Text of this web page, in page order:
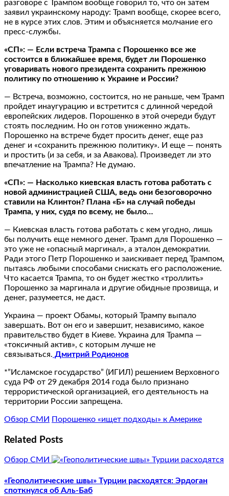
разговоре с Трампом вообще говорил то, что он затем
заявил украинскому народу: Трамп вообще, скорее всего,
не в курсе этих слов. Этим и объясняется молчание его
пресс-службы.
«СП»: — Если встреча Трампа с Порошенко все же
состоится в ближайшее время, будет ли Порошенко
уговаривать нового президента сохранить прежнюю
политику по отношению к Украине и России?
— Встреча, возможно, состоится, но не раньше, чем Трамп
пройдет инаугурацию и встретится с длинной чередой
европейских лидеров. Порошенко в этой очереди будут
стоять последним. Но он готов униженно ждать.
Порошенко на встрече будет просить денег, еще раз
денег и «сохранить прежнюю политику». И еще — понять
и простить (и за себя, и за Авакова). Произведет ли это
впечатление на Трампа? Не думаю.
«СП»: — Насколько киевская власть готова работать с
новой администрацией США, ведь они безоговорочно
ставили на Клинтон? Плана «Б» на случай победы
Трампа, у них, судя по всему, не было…
— Киевская власть готова работать с кем угодно, лишь
бы получить еще немного денег. Трамп для Порошенко —
это уже не «опасный маргинал», а эталон демократии.
Ради этого Петр Порошенко и заискивает перед Трампом,
пытаясь любыми способами снискать его расположение.
Что касается Трампа, то он будет жестко «троллить»
Порошенко за маргинала и другие обидные прозвища, и
денег, разумеется, не даст.
Украина — проект Обамы, который Трампу выпало
завершать. Вот он его и завершит, независимо, какое
правительство будет в Киеве. Украина для Трампа —
«токсичный актив», с которым лучше не
связываться. Дмитрий Родионов
*”Исламское государство” (ИГИЛ) решением Верховного
суда РФ от 29 декабря 2014 года было признано
террористической организацией, его деятельность на
территории России запрещена.
Обзор СМИ Порошенко «ищет подходы» к Америке
Related Posts
Обзор СМИ
«Геополитические швы» Турции расходятся: Эрдоган
споткнулся об Аль-Баб